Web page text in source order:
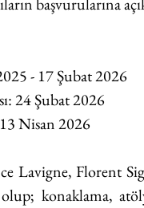
- 17 Şubat 2026
24 Şubat 2026
Nisan 2026
Lavigne, Florent
konaklama,